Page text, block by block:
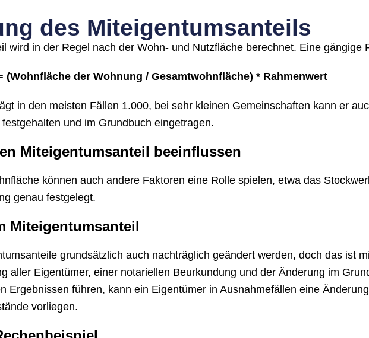
des Miteigentumsanteils
wird in der Regel nach der Wohn- und Nutzfläche berechnet. Eine gängige
(Wohnfläche der Wohnung / Gesamtwohnfläche) * Rahmenwert
in den meisten Fällen 1.000, bei sehr kleinen Gemeinschaften kann er
und im Grundbuch eingetragen.
Miteigentumsanteil beeinflussen
können auch andere Faktoren eine Rolle spielen, etwa das
genau festgelegt.
Miteigentumsanteil
grundsätzlich auch nachträglich geändert werden, doch das ist
aller Eigentümer, einer notariellen Beurkundung und der Änderung im
Ergebnissen führen, kann ein Eigentümer in Ausnahmefällen eine
vorliegen.